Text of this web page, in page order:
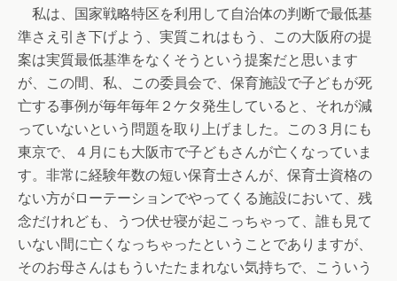
私は、国家戦略特区を利用して自治体の判断で最低基
準さえ引き下げよう、実質これはもう、この大阪府の提
案は実質最低基準をなくそうという提案だと思います
が、この間、私、この委員会で、保育施設で子どもが死
亡する事例が毎年毎年２ケタ発生していると、それが減
っていないという問題を取り上げました。この３月にも
東京で、４月にも大阪市で子どもさんが亡くなっていま
す。非常に経験年数の短い保育士さんが、保育士資格の
ない方がローテーションでやってくる施設において、残
念だけれども、うつ伏せ寝が起こっちゃって、誰も見て
いない間に亡くなっちゃったということでありますが、
そのお母さんはもういたたまれない気持ちで、こういう